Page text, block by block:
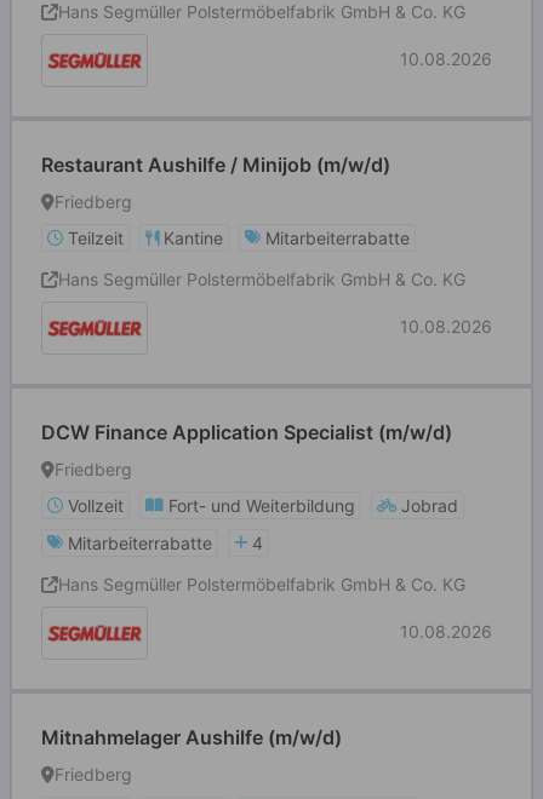
Hans Segmüller Polstermöbelfabrik GmbH & Co. KG
10.08.2026
Restaurant Aushilfe / Minijob (m/w/d)
Friedberg
Teilzeit
Kantine
Mitarbeiterrabatte
Hans Segmüller Polstermöbelfabrik GmbH & Co. KG
10.08.2026
DCW Finance Application Specialist (m/w/d)
Friedberg
Vollzeit
Fort- und Weiterbildung
Jobrad
Mitarbeiterrabatte
4
Hans Segmüller Polstermöbelfabrik GmbH & Co. KG
10.08.2026
Mitnahmelager Aushilfe (m/w/d)
Friedberg